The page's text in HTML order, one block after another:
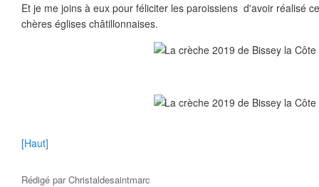
Et je me joins à eux pour féliciter les paroissiens d'avoir réalisé
chères églises châtillonnaises.
[Haut]
Rédigé parChristaldesaintmarc